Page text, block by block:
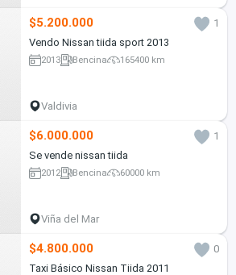
$5.200.000
1
Vendo Nissan tiida sport 2013
2013 Bencina 165400 km
Valdivia
$6.000.000
1
Se vende nissan tiida
2012 Bencina 60000 km
Viña del Mar
$4.800.000
0
Taxi Básico Nissan Tiida 2011